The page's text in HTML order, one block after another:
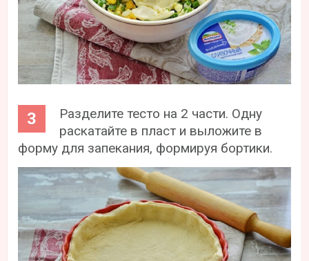
Разделите тесто на 2 части. Одну
раскатайте в пласт и выложите в
форму для запекания, формируя бортики.